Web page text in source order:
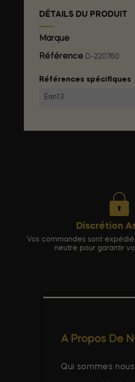
DÉTAILS DU PRODUIT
Marque
Référence D-220760
Références spécifiques
Ean13
Discrétion
Vos commandes sont
neutre pour garantir
A Propos De
Qui sommes nous